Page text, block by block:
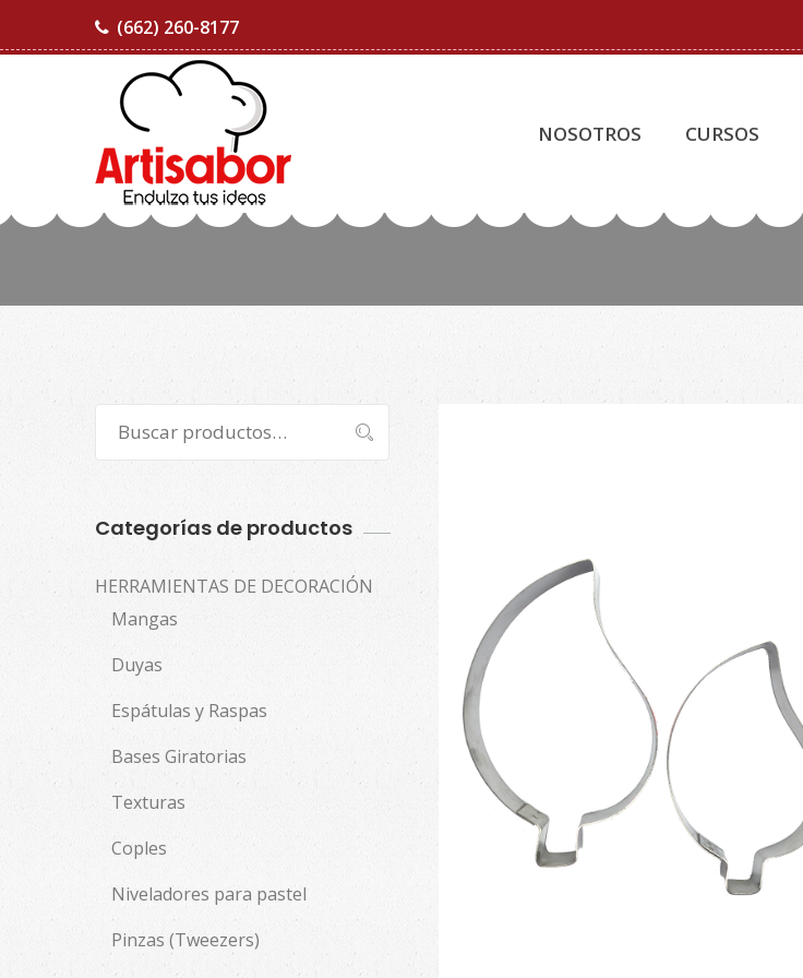
(662) 260-8177
NOSOTROS CURSOS
por:
Buscar
Categorías de productos
HERRAMIENTAS DE DECORACIÓN
Mangas
Duyas
Espátulas y Raspas
Bases Giratorias
Texturas
Coples
Niveladores para pastel
Pinzas (Tweezers)